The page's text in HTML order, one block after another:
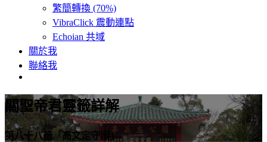
繁簡轉換 (70%)
VibraClick 震動連點
Echoian 共域
關於我
聯絡我
關聖帝君靈籤詳解
第八十八籤「高文定守困」